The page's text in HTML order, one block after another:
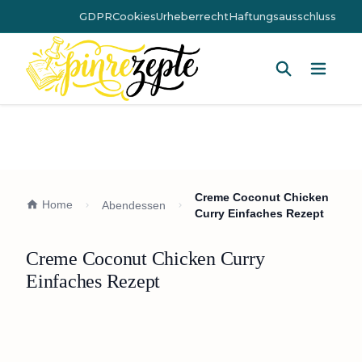
GDPRCookiesUrheberrechtHaftungsausschluss
Home Abendessen
Creme Coconut Chicken
Curry Einfaches Rezept
Creme Coconut Chicken Curry
Einfaches Rezept